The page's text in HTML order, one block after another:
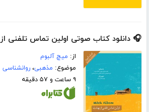
🎧 دانلود کتاب صوتی اولین تماس تلفنی
از: میچ آلبوم
موضوع: مذهبی،روانشناسی
۹ ساعت و ۵۷ دقیقه